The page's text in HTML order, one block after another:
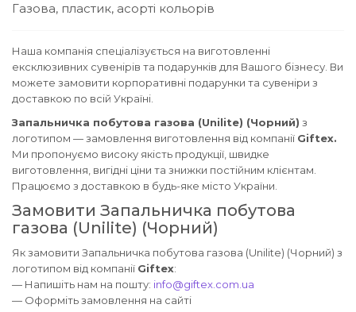
Газова, пластик, асорті кольорів
Наша компанія спеціалізується на виготовленні
ексклюзивних сувенірів та подарунків для Вашого бізнесу. Ви
можете замовити корпоративні подарунки та сувеніри з
доставкою по всій Україні.
Запальничка побутова газова (Unilite) (Чорний) з
логотипом — замовлення виготовлення від компанії Giftex.
Ми пропонуємо високу якість продукції, швидке
виготовлення, вигідні ціни та знижки постійним клієнтам.
Працюємо з доставкою в будь-яке місто України.
Замовити Запальничка побутова
газова (Unilite) (Чорний)
Як замовити Запальничка побутова газова (Unilite) (Чорний) з
логотипом від компанії Giftex:
— Напишіть нам на пошту: info@giftex.com.ua
— Оформіть замовлення на сайті